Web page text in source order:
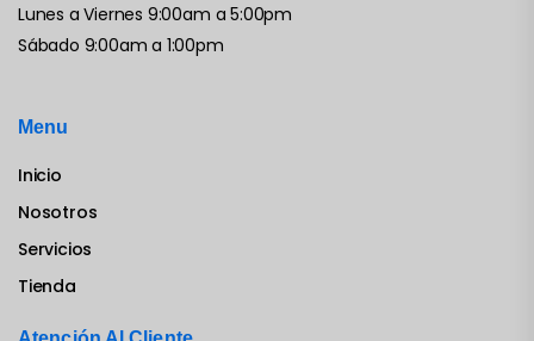
Lunes a Viernes 9:00am a 5:00pm
Sábado 9:00am a 1:00pm
Menu
Inicio
Nosotros
Servicios
Tienda